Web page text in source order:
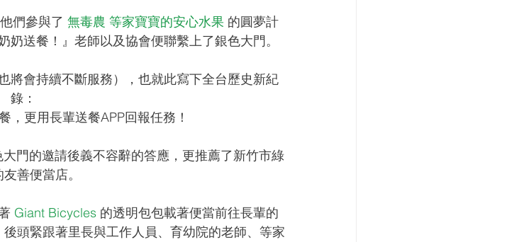
們參與了 無毒農 等家寶寶的安心水果 的圓夢計
送餐！』老師以及協會便聯繫上了銀色大門。
將會持續不斷服務），也就此寫下全台歷史新紀
錄：
，更用長輩送餐APP回報任務！
門的邀請後義不容辭的答應，更推薦了新竹市綠
善便當店。
Giant Bicycles 的透明包包載著便當前往長輩的
頭緊跟著里長與工作人員、育幼院的老師、等家